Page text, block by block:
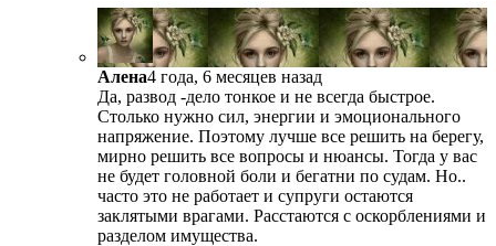
Алена4 года, 6 месяцев назад
Да, развод -дело тонкое и не всегда быстрое.
Столько нужно сил, энергии и эмоционального
напряжение. Поэтому лучше все решить на берегу,
мирно решить все вопросы и нюансы. Тогда у вас
не будет головной боли и бегатни по судам. Но..
часто это не работает и супруги остаются
заклятыми врагами. Расстаются с оскорблениями и
разделом имущества.